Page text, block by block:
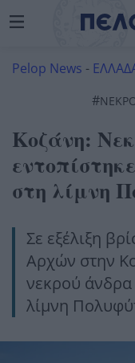
Pelop News -
#
Κοζάνη:
στη λίμνη
Σε εξέλιξη
Αρχών στην
νεκρού άνδρα
λίμνη